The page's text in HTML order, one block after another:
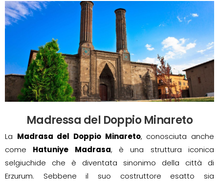
Madressa del Doppio Minareto
La Madrasa del Doppio Minareto, conosciuta anche
come Hatuniye Madrasa, è una struttura iconica
selgiuchide che è diventata sinonimo della città di
Erzurum. Sebbene il suo costruttore esatto sia